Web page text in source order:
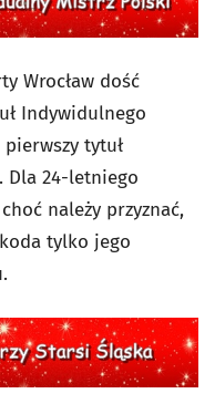
Wrocław dość
Indywidulnego
tytuł
Dla 24-letniego
należy przyznać,
tylko jego